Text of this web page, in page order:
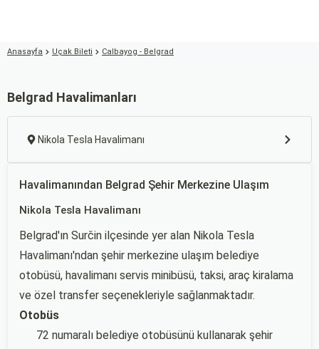
Anasayfa Uçak Bileti Calbayog - Belgrad
Belgrad Havalimanları
Nikola Tesla Havalimanı
Havalimanından Belgrad Şehir Merkezine Ulaşım
Nikola Tesla Havalimanı
Belgrad'ın Surčin ilçesinde yer alan Nikola Tesla
Havalimanı'ndan şehir merkezine ulaşım belediye
otobüsü, havalimanı servis minibüsü, taksi, araç kiralama
ve özel transfer seçenekleriyle sağlanmaktadır.
Otobüs
72 numaralı belediye otobüsünü kullanarak şehir